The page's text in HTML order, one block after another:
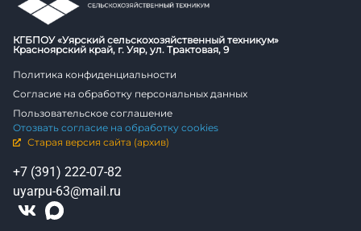
КГБПОУ «Уярский сельскохозяйственный техникум»
Красноярский край, г. Уяр, ул. Трактовая, 9
Политика конфиденциальности
Согласие на обработку персональных данных
Пользовательское соглашение
Отозвать согласие на обработку cookies
Старая версия сайта (архив)
+7 (391) 222-07-82
uyarpu-63@mail.ru